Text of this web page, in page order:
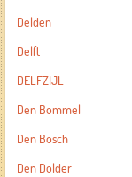
Delden
Delft
DELFZIJL
Den Bommel
Den Bosch
Den Dolder